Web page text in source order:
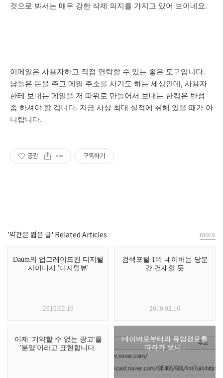
것으로 봐서는 매우 강한 삭제 의지를 가지고 있어 보이네요.
이메일은 사용자하고 직접 연락할 수 있는 좋은 도구입니다.
남들은 돈을 주고 메일 주소를 사기도 하는 세상인데, 사용자
한테 보내는 메일을 저 따위로 만들어서 보내는 한컴은 반성
좀 하셔야 할 겁니다. 지금 사상 최대 실적에 취해 있을 때가 아
니랍니다.
공감 구독하기
'약간은 짧은 글' Related Articles
Daum의 업그레이드된 디지털
사이니지 '디지털뷰'
2010.02.19
검색포털 1위 네이버는 당분
간 건재할 듯
2010.02.16
이제 '기약할 수 없는 광고'를
'분양'이라고 표현합니다.
네이버로부터의 유입경로를
따라가 보니..
more